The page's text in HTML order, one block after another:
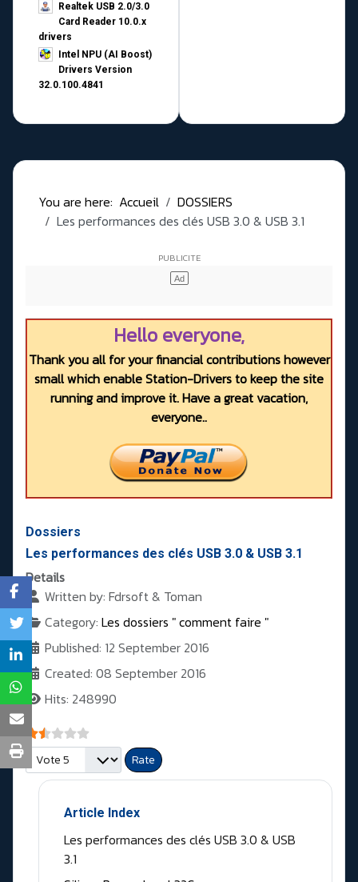
Realtek USB 2.0/3.0
Card Reader 10.0.x
drivers
Intel NPU (AI Boost)
Drivers Version
32.0.100.4841
You are here: Accueil
DOSSIERS
Les performances des clés USB 3.0 & USB 3.1
Hello everyone,
Thank you all for your financial contributions however
small which enable Station-Drivers to keep the site
running and improve it. Have a great vacation,
everyone..
Dossiers
Les performances des clés USB 3.0 & USB 3.1
Details
Written by: Fdrsoft & Toman
Category: Les dossiers " comment faire "
Published: 12 September 2016
Created: 08 September 2016
Hits: 248990
User Rating:
Please Rate
Article Index
Les performances des clés USB 3.0 & USB
3.1